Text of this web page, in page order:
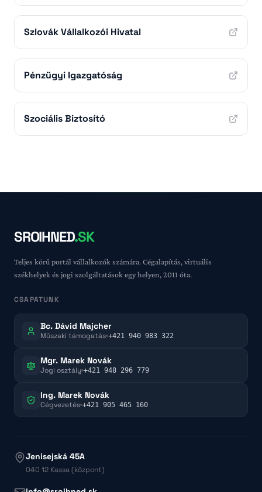
Szlovák Vállalkozói Hivatal
Pénzügyi Igazgatóság
Szociális Biztosító
SROIHNED.SK
Teljes körű portál vállalkozók számára. Cégalapítás, virtuális
székhelyek és jogi szolgáltatások egy helyen, 2011 óta.
CSAPATUNK
Bc. Dávid Majcher
Műszaki támogatás +421 940 983 322
Mgr. Marek Novák
Jogi osztály +421 948 296 779
Ing. Marek Novák
Cégvezetés +421 905 465 160
Jenisejská 45A
040 12 Kassa (központ)